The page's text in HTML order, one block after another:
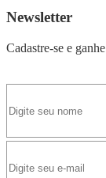
Newsletter
Cadastre-se e ganhe